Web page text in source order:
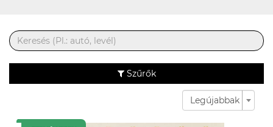
Szűrők
Legújabbak